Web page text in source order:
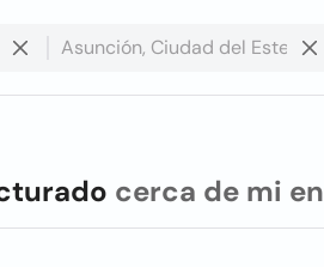
cerca de mi en